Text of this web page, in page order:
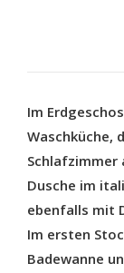
Im
Waschküche,
Schlafzimmer
Dusche im
ebenfalls mit
Im ersten
Badewanne